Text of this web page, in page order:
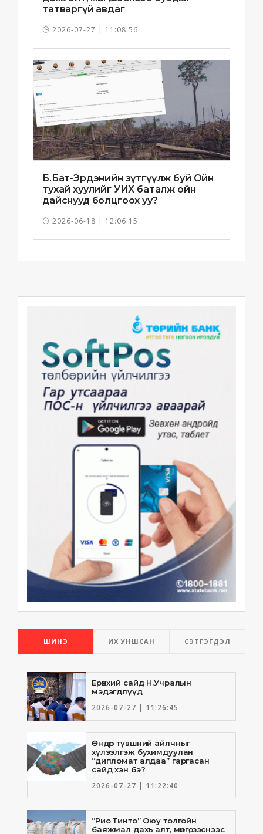
татваргүй авдаг
2026-07-27 | 11:08:56
Б.Бат-Эрдэнийн зүтгүүлж буй Ойн
тухай хуулийг УИХ баталж ойн
дайснууд болцгоох уу?
2026-06-18 | 12:06:15
ШИНЭ ИХ УНШСАН СЭТГЭГДЭЛ
Ерөнхий сайд Н.Учралын
мэдэгдлүүд
2026-07-27 | 11:26:45
Өндөр түвшний айлчныг
хүлээлгэж бухимдуулан
“дипломат алдаа” гаргасан
сайд хэн бэ?
2026-07-27 | 11:22:40
“Рио Тинто” Оюу толгойн
баяжмал дахь алт, мөнгө, зэснээс